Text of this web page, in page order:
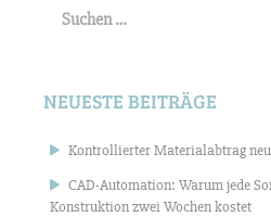
nach:
NEUESTE BEITRÄGE
Kontrollierter Materialabtrag
CAD-Automation: Warum jede
Konstruktion zwei Wochen kostet